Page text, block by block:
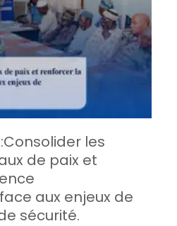
les
de paix et
aux enjeux de
sécurité.